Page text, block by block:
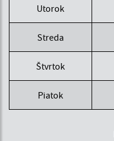
Utorok
Streda
Štvrtok
Piatok